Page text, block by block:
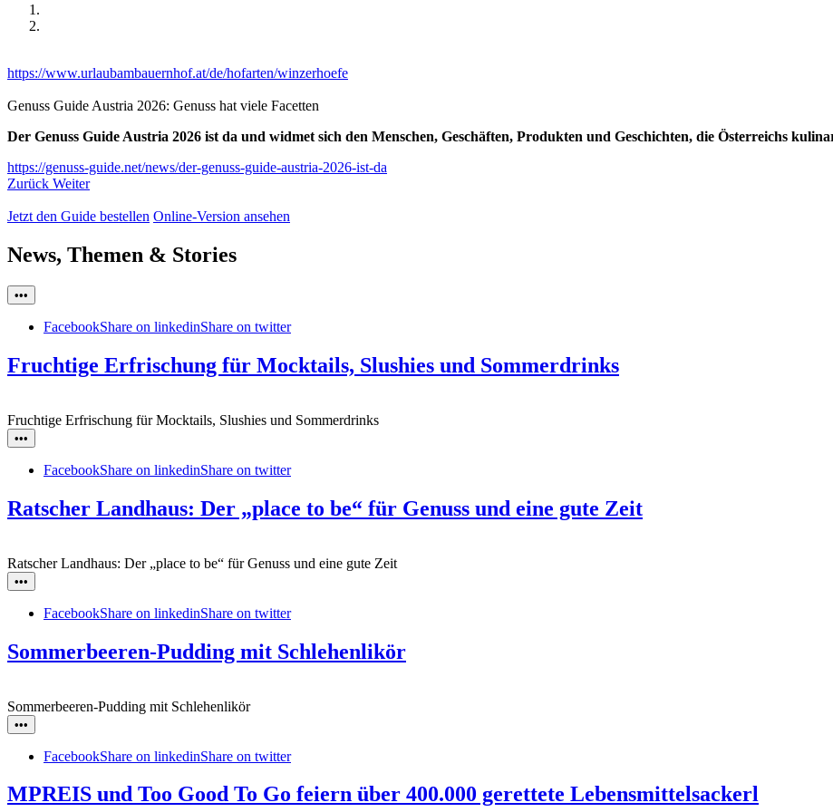
https://www.urlaubambauernhof.at/de/hofarten/winzerhoefe
Genuss Guide Austria 2026: Genuss hat viele Facetten
Der Genuss Guide Austria 2026 ist da und widmet sich den Menschen, Geschäften, Produkten und Geschichten, die Österreichs
https://genuss-guide.net/news/der-genuss-guide-austria-2026-ist-da
Zurück Weiter
Jetzt den Guide bestellen Online-Version ansehen
News, Themen & Stories
•••
FacebookShare on linkedinShare on twitter
Fruchtige Erfrischung für Mocktails, Slushies und Sommerdrinks
Fruchtige Erfrischung für Mocktails, Slushies und Sommerdrinks
•••
FacebookShare on linkedinShare on twitter
Ratscher Landhaus: Der „place to be“ für Genuss und eine gute Zeit
Ratscher Landhaus: Der „place to be“ für Genuss und eine gute Zeit
•••
FacebookShare on linkedinShare on twitter
Sommerbeeren-Pudding mit Schlehenlikör
Sommerbeeren-Pudding mit Schlehenlikör
•••
FacebookShare on linkedinShare on twitter
MPREIS und Too Good To Go feiern über 400.000 gerettete Lebensmittelsackerl